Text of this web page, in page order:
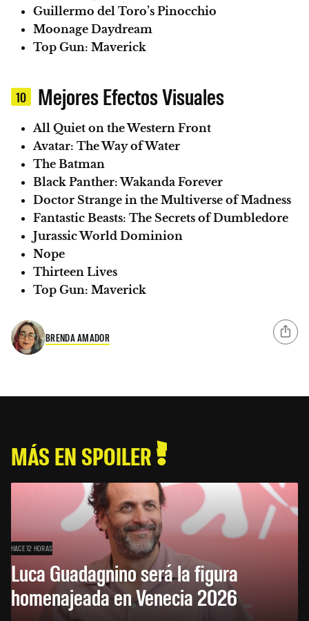
Guillermo del Toro’s Pinocchio
Moonage Daydream
Top Gun: Maverick
10 Mejores Efectos Visuales
All Quiet on the Western Front
Avatar: The Way of Water
The Batman
Black Panther: Wakanda Forever
Doctor Strange in the Multiverse of Madness
Fantastic Beasts: The Secrets of Dumbledore
Jurassic World Dominion
Nope
Thirteen Lives
Top Gun: Maverick
BRENDA AMADOR
MÁS EN SPOILER
HACE 12 HORAS
Luca Guadagnino será la figura
homenajeada en Venecia 2026